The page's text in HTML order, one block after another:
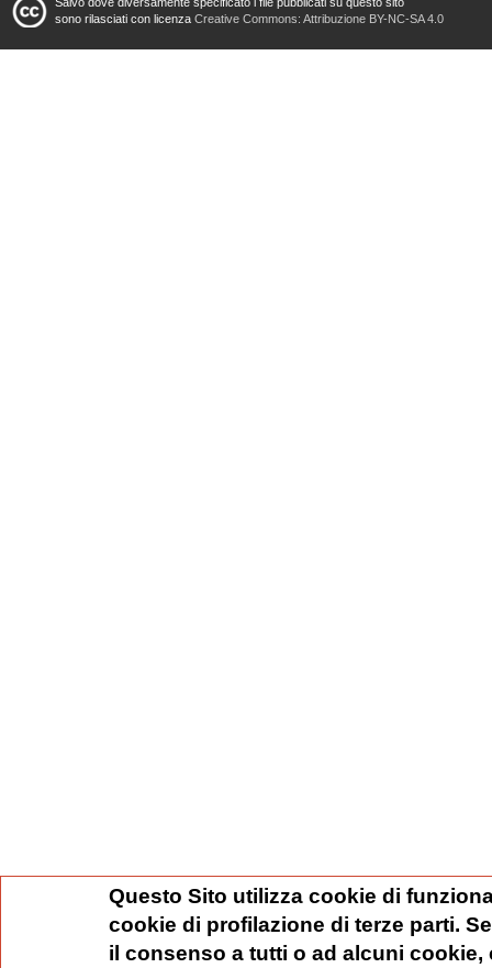
sono rilasciati con licenza Creative Commons: Attribuzione BY-NC-SA 4.0
Questo Sito utilizza cookie di
cookie di profilazione di terze parti.
il consenso a tutti o ad alcuni